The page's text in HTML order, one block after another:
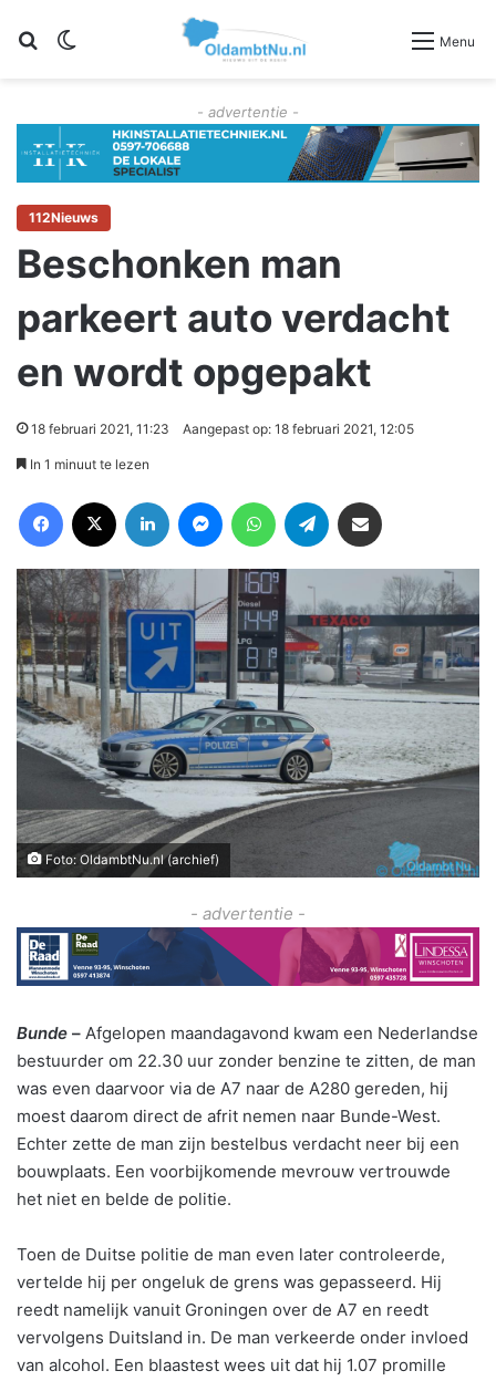
Zoeken Menu
- advertentie -
112Nieuws
Beschonken man
parkeert auto verdacht
en wordt opgepakt
18 februari 2021, 11:23 Aangepast op: 18 februari 2021, 12:05
In 1 minuut te lezen
Foto: OldambtNu.nl (archief)
- advertentie -
Bunde – Afgelopen maandagavond kwam een Nederlandse
bestuurder om 22.30 uur zonder benzine te zitten, de man
was even daarvoor via de A7 naar de A280 gereden, hij
moest daarom direct de afrit nemen naar Bunde-West.
Echter zette de man zijn bestelbus verdacht neer bij een
bouwplaats. Een voorbijkomende mevrouw vertrouwde
het niet en belde de politie.
Toen de Duitse politie de man even later controleerde,
vertelde hij per ongeluk de grens was gepasseerd. Hij
reedt namelijk vanuit Groningen over de A7 en reedt
vervolgens Duitsland in. De man verkeerde onder invloed
van alcohol. Een blaastest wees uit dat hij 1.07 promille